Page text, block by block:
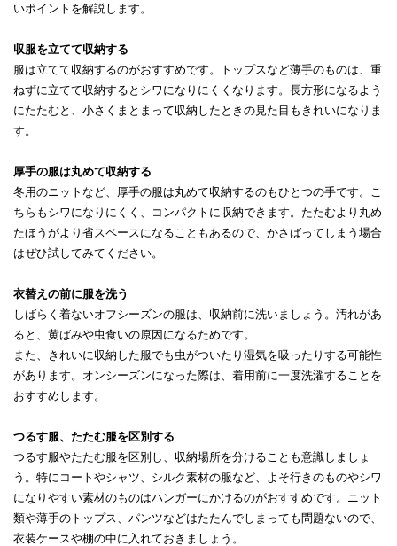
いポイントを解説します。
収服を立てて収納する
​​​​服は立てて収納するのがおすすめです。トップスなど薄手のものは、重
ねずに立てて収納するとシワになりにくくなります。長方形になるよう
にたたむと、小さくまとまって収納したときの見た目もきれいになりま
す。
厚手の服は丸めて収納する
冬用のニットなど、厚手の服は丸めて収納するのもひとつの手です。こ
ちらもシワになりにくく、コンパクトに収納できます。たたむより丸め
たほうがより省スペースになることもあるので、かさばってしまう場合
はぜひ試してみてください。
衣替えの前に服を洗う
しばらく着ないオフシーズンの服は、収納前に洗いましょう。汚れがあ
ると、黄ばみや虫食いの原因になるためです。
また、きれいに収納した服でも虫がついたり湿気を吸ったりする可能性
があります。オンシーズンになった際は、着用前に一度洗濯することを
おすすめします。
つるす服、たたむ服を区別する
つるす服やたたむ服を区別し、収納場所を分けることも意識しましょ
う。特にコートやシャツ、シルク素材の服など、よそ行きのものやシワ
になりやすい素材のものはハンガーにかけるのがおすすめです。ニット
類や薄手のトップス、パンツなどはたたんでしまっても問題ないので、
衣装ケースや棚の中に入れておきましょう。